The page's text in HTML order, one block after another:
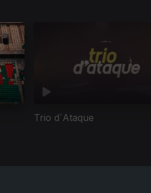
Trio d´Ataque